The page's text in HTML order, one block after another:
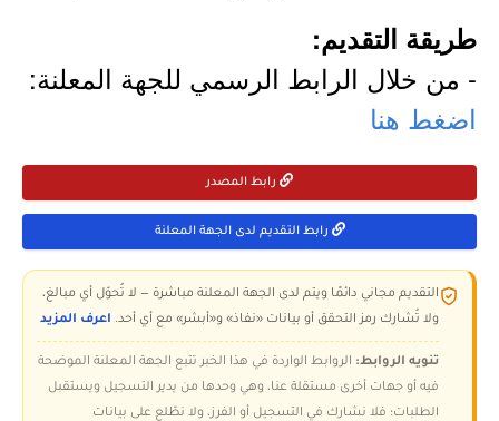
طريقة التقديم:
- من خلال الرابط الرسمي للجهة المعلنة:
اضغط هنا
رابط المصدر
رابط التقديم لدى الجهة المعلنة
التقديم مجاني دائمًا ويتم لدى الجهة المعلنة مباشرة — لا تُحوّل أي مبالغ،
ولا تُشارك رمز التحقق أو بيانات «نفاذ» و«أبشر» مع أي أحد. اعرف المزيد
تنويه الروابط: الروابط الواردة في هذا الخبر تتبع الجهة المعلنة الموضحة
فيه أو جهات أخرى مستقلة عنا، وهي وحدها من يدير التسجيل ويستقبل
الطلبات؛ فلا نشارك في التسجيل أو الفرز، ولا نطّلع على بيانات